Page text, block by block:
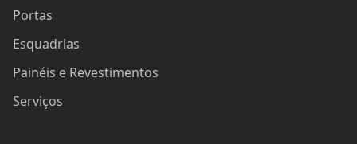
Portas
Esquadrias
Painéis e Revestimentos
Serviços